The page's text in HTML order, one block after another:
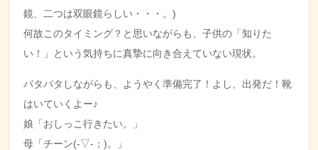
鏡、二つは双眼鏡らしい・・・。)
何故このタイミング？と思いながらも、子供の「知りた
い！」という気持ちに真摯に向き合えていない現状。
バタバタしながらも、ようやく準備完了！よし、出発だ！靴
はいていくよー♪
娘「おしっこ行きたい。」
母「チーン(-▽-；)。」